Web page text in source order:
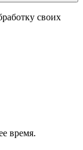
своих
время.